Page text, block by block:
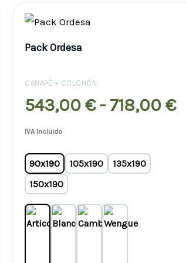
€
€
Pack Ordesa
CANAPÉ + COLCHÓN
543,00€ - 718,00€
IVA Incluido
90x190 105x190
135x190
150x190